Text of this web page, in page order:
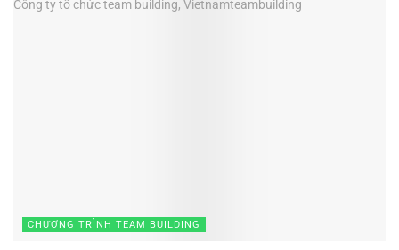
CHƯƠNG TRÌNH TEAM BUILDING